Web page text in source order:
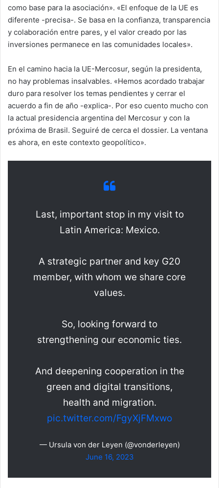
como base para la asociación». «El enfoque de la UE es
diferente -precisa-. Se basa en la confianza, transparencia
y colaboración entre pares, y el valor creado por las
inversiones permanece en las comunidades locales».
En el camino hacia la UE-Mercosur, según la presidenta,
no hay problemas insalvables. «Hemos acordado trabajar
duro para resolver los temas pendientes y cerrar el
acuerdo a fin de año -explica-. Por eso cuento mucho con
la actual presidencia argentina del Mercosur y con la
próxima de Brasil. Seguiré de cerca el dossier. La ventana
es ahora, en este contexto geopolítico».
Last, important stop in my visit to
Latin America: Mexico.
A strategic partner and key G20
member, with whom we share core
values.
So, looking forward to
strengthening our economic ties.
And deepening cooperation in the
green and digital transitions,
health and migration.
pic.twitter.com/FgyXjFMxwo
— Ursula von der Leyen (@vonderleyen)
June 16, 2023